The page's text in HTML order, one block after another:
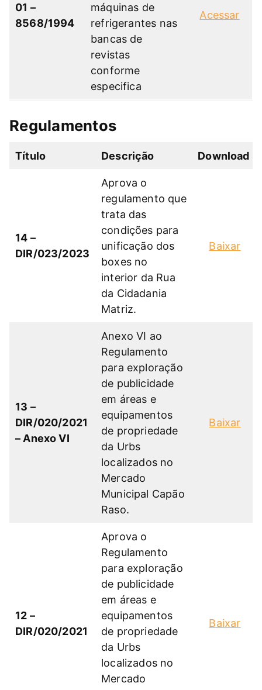
01 –
8568/1994
máquinas de
refrigerantes nas
bancas de
revistas
conforme
especifica
Acessar
Regulamentos
Título Descrição Download
14 –
DIR/023/2023
Aprova o
regulamento que
trata das
condições para
unificação dos
boxes no
interior da Rua
da Cidadania
Matriz.
Baixar
13 –
DIR/020/2021
– Anexo VI
Anexo VI ao
Regulamento
para exploração
de publicidade
em áreas e
equipamentos
de propriedade
da Urbs
localizados no
Mercado
Municipal Capão
Raso.
Baixar
12 –
DIR/020/2021
Aprova o
Regulamento
para exploração
de publicidade
em áreas e
equipamentos
de propriedade
da Urbs
localizados no
Mercado
Baixar